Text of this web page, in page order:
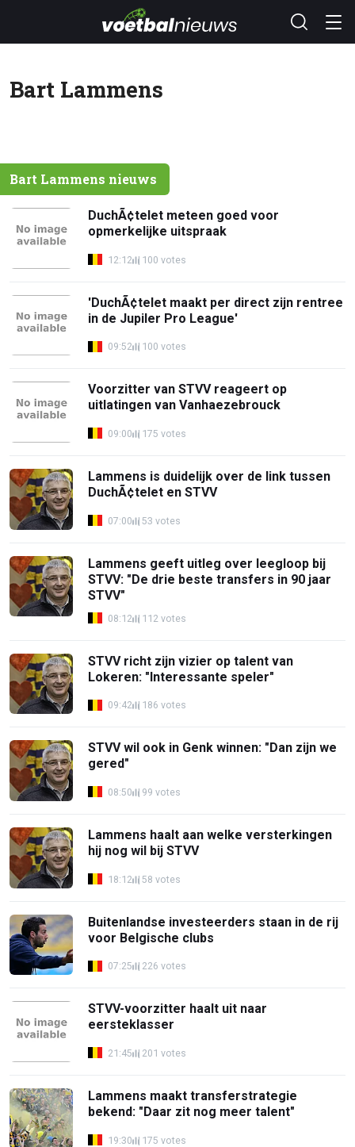
Bart Lammens
Bart Lammens nieuws
DuchÃ¢telet meteen goed voor
opmerkelijke uitspraak
12:12 100 votes
'DuchÃ¢telet maakt per direct zijn rentree
in de Jupiler Pro League'
09:52 100 votes
Voorzitter van STVV reageert op
uitlatingen van Vanhaezebrouck
09:00 175 votes
Lammens is duidelijk over de link tussen
DuchÃ¢telet en STVV
07:00 53 votes
Lammens geeft uitleg over leegloop bij
STVV: "De drie beste transfers in 90 jaar
STVV"
08:12 112 votes
STVV richt zijn vizier op talent van
Lokeren: "Interessante speler"
09:42 186 votes
STVV wil ook in Genk winnen: "Dan zijn we
gered"
08:50 99 votes
Lammens haalt aan welke versterkingen
hij nog wil bij STVV
18:12 58 votes
Buitenlandse investeerders staan in de rij
voor Belgische clubs
07:25 226 votes
STVV-voorzitter haalt uit naar
eersteklasser
21:45 201 votes
Lammens maakt transferstrategie
bekend: "Daar zit nog meer talent"
19:30 175 votes